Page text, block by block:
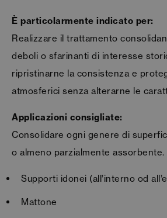
È particolarmente indicato per:
Realizzare il trattamento
deboli o sfarinanti di interesse
ripristinarne la consistenza e
atmosferici senza alterarne le
Applicazioni consigliate:
Consolidare ogni genere di
o almeno parzialmente assorbente.
Supporti idonei (all’interno od
Mattone